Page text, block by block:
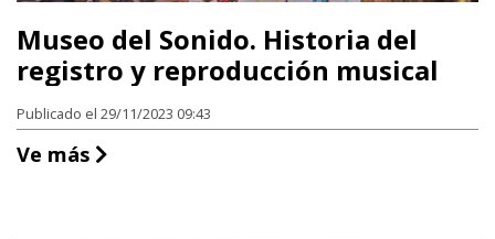
Museo del Sonido. Historia del
registro y reproducción musical
Publicado el 29/11/2023 09:43
Ve más Museo del Sonido. Historia del